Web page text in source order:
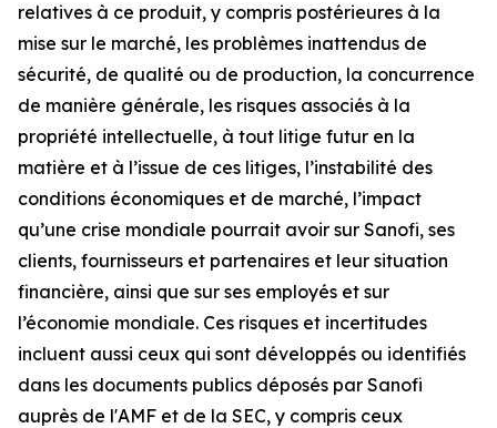
relatives à ce produit, y compris postérieures à la
mise sur le marché, les problèmes inattendus de
sécurité, de qualité ou de production, la concurrence
de manière générale, les risques associés à la
propriété intellectuelle, à tout litige futur en la
matière et à l’issue de ces litiges, l’instabilité des
conditions économiques et de marché, l’impact
qu’une crise mondiale pourrait avoir sur Sanofi, ses
clients, fournisseurs et partenaires et leur situation
financière, ainsi que sur ses employés et sur
l’économie mondiale. Ces risques et incertitudes
incluent aussi ceux qui sont développés ou identifiés
dans les documents publics déposés par Sanofi
auprès de l'AMF et de la SEC, y compris ceux